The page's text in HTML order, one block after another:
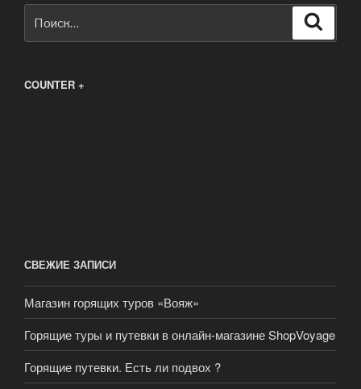
COUNTER +
СВЕЖИЕ ЗАПИСИ
Магазин горящих туров «Вояж»
Горящие туры и путевки в онлайн-магазине ShopVoyage
Горящие путевки. Есть ли подвох ?